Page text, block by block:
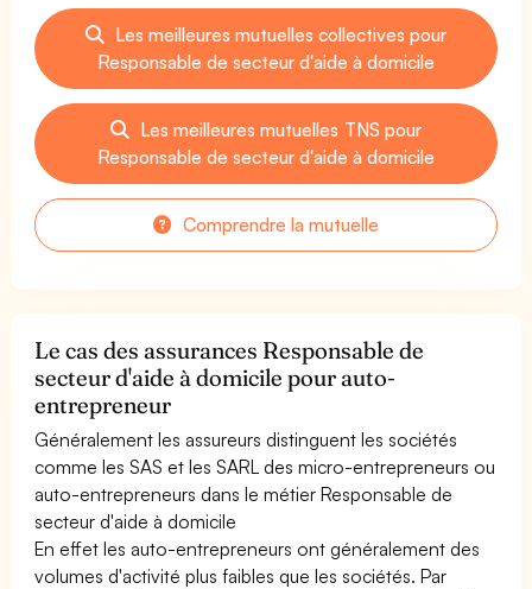
Les meilleures mutuelles collectives pour
Responsable de secteur d'aide à domicile
Les meilleures mutuelles TNS pour
Responsable de secteur d'aide à domicile
Comprendre la mutuelle
Le cas des assurances Responsable de
secteur d'aide à domicile pour auto-
entrepreneur
Généralement les assureurs distinguent les sociétés
comme les SAS et les SARL des micro-entrepreneurs ou
auto-entrepreneurs dans le métier Responsable de
secteur d'aide à domicile
En effet les auto-entrepreneurs ont généralement des
volumes d'activité plus faibles que les sociétés. Par